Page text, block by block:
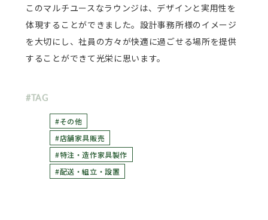
このマルチユースなラウンジは、デザインと実用性を
体現することができました。設計事務所様のイメージ
を大切にし、社員の方々が快適に過ごせる場所を提供
することができて光栄に思います。
#TAG
#その他
#店舗家具販売
#特注・造作家具製作
#配送・組立・設置